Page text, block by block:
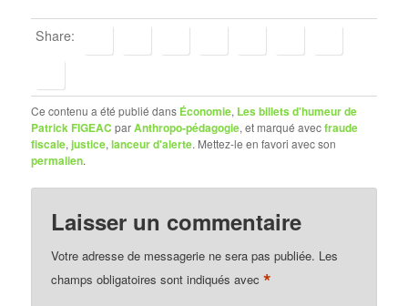
Share:
Ce contenu a été publié dans Économie, Les billets d'humeur de
Patrick FIGEAC parAnthropo-pédagogie, et marqué avecfraude
fiscale,justice,lanceur d'alerte. Mettez-le en favori avec son
permalien.
Laisser un commentaire
Votre adresse de messagerie ne sera pas publiée. Les
champs obligatoires sont indiqués avec*